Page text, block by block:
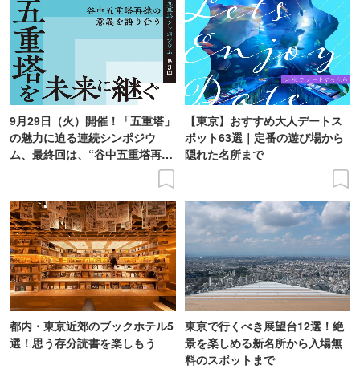
9月29日（火）開催！「五重塔」
の魅力に迫る連続シンポジウ
ム、最終回は、“谷中五重塔再建
【東京】おすすめ大人デートス
ポット63選｜定番の遊び場から
隠れた名所まで
都内・東京近郊のブックホテル5
選！思う存分読書を楽しもう
東京で行くべき展望台12選！絶
景を楽しめる新名所から入場無
料のスポットまで